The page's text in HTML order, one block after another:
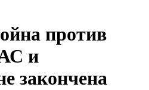
против
и
закончена